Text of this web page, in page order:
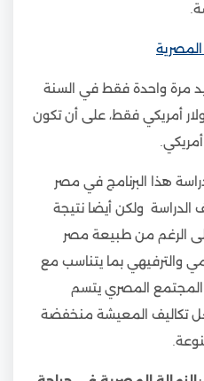
مرة واحدة فقط في السنة
الأولى بقيمة 1500 دولار أمريكي فقط، على أن تكون
هذا البرنامج في مصر
ولكن أيضا نتيجة
الرغم من طبيعة مصر
والترفيهي بما يتناسب مع
المجتمع المصري يتسم
تكاليف المعيشة منخفضة